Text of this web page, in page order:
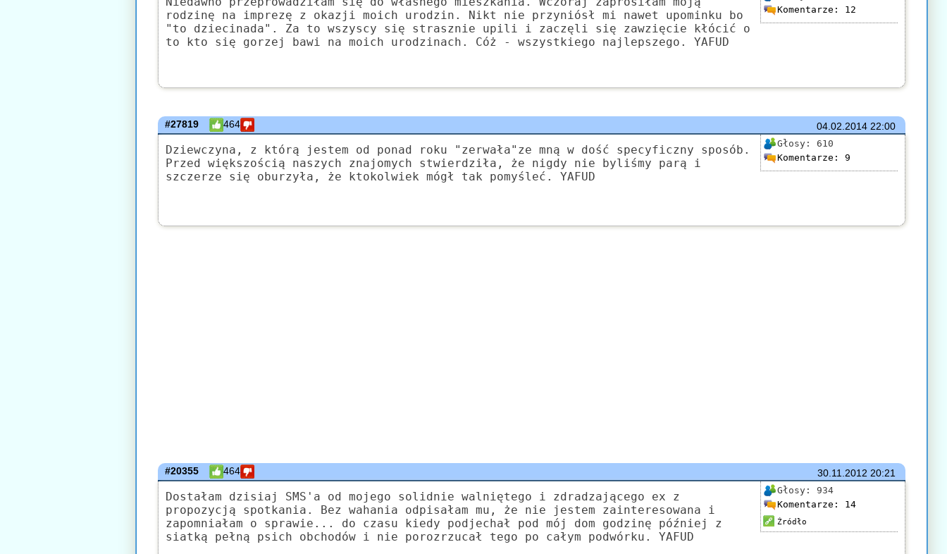
Komentarze: 12
rodzinę na imprezę z okazji moich urodzin. Nikt nie przyniósł mi nawet upominku bo
"to dziecinada". Za to wszyscy się strasznie upili i zaczęli się zawzięcie kłócić o
to kto się gorzej bawi na moich urodzinach. Cóż - wszystkiego najlepszego. YAFUD
04.02.201422:00
#27819 464
Głosy: 610
Komentarze: 9
Dziewczyna, z którą jestem od ponad roku "zerwała"ze mną w dość specyficzny sposób.
Przed większością naszych znajomych stwierdziła, że nigdy nie byliśmy parą i
szczerze się oburzyła, że ktokolwiek mógł tak pomyśleć. YAFUD
30.11.2012 20:21
#20355 464
Głosy: 934
Komentarze: 14
Źródło
Dostałam dzisiaj SMS'a od mojego solidnie walniętego i zdradzającego ex z
propozycją spotkania. Bez wahania odpisałam mu, że nie jestem zainteresowana i
zapomniałam o sprawie... do czasu kiedy podjechał pod mój dom godzinę później z
siatką pełną psich obchodów i nie porozrzucał tego po całym podwórku. YAFUD